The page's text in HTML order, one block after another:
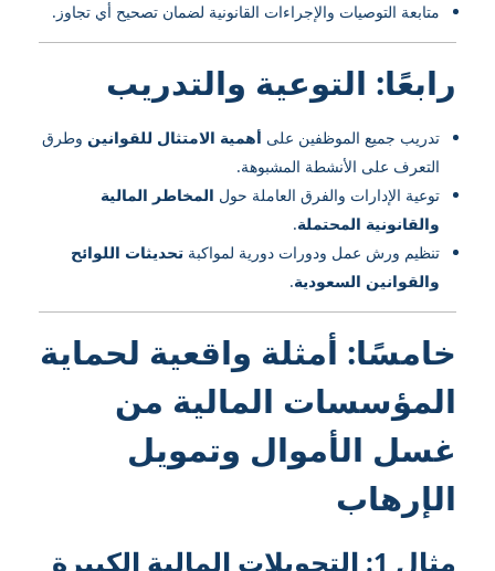
متابعة التوصيات والإجراءات القانونية لضمان تصحيح أي تجاوز.
رابعًا: التوعية والتدريب
تدريب جميع الموظفين على أهمية الامتثال للقوانين وطرق
التعرف على الأنشطة المشبوهة.
توعية الإدارات والفرق العاملة حول المخاطر المالية
والقانونية المحتملة.
تنظيم ورش عمل ودورات دورية لمواكبةتحديثات اللوائح
والقوانين السعودية.
خامسًا: أمثلة واقعية لحماية
المؤسسات المالية من
غسل الأموال وتمويل
الإرهاب
مثال 1: التحويلات المالية الكبيرة